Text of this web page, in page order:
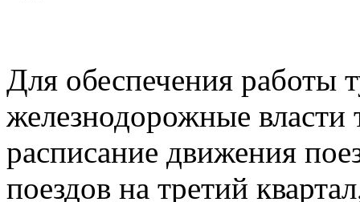
Для обеспечения работы
железнодорожные власти
расписание движения
поездов на третий